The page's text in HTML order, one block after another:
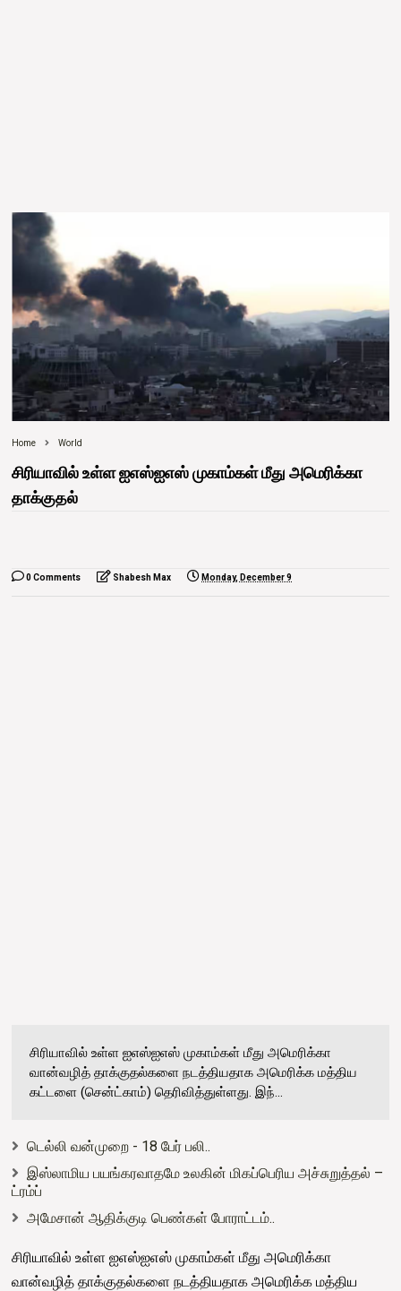
Home World
சிரியாவில் உள்ள ஐஎஸ்ஐஎஸ் முகாம்கள் மீது அமெரிக்கா
தாக்குதல்
0 Comments Shabesh Max Monday, December 9
சிரியாவில் உள்ள ஐஎஸ்ஐஎஸ் முகாம்கள் மீது அமெரிக்கா
வான்வழித் தாக்குதல்களை நடத்தியதாக அமெரிக்க மத்திய
கட்டளை (சென்ட்காம்) தெரிவித்துள்ளது. இந்...
டெல்லி வன்முறை - 18 பேர் பலி..
இஸ்லாமிய பயங்கரவாதமே உலகின் மிகப்பெரிய அச்சுறுத்தல் –
ட்ரம்ப்
அமேசான் ஆதிக்குடி பெண்கள் போராட்டம்..
சிரியாவில் உள்ள ஐஎஸ்ஐஎஸ் முகாம்கள் மீது அமெரிக்கா
வான்வழித் தாக்குதல்களை நடத்தியதாக அமெரிக்க மத்திய